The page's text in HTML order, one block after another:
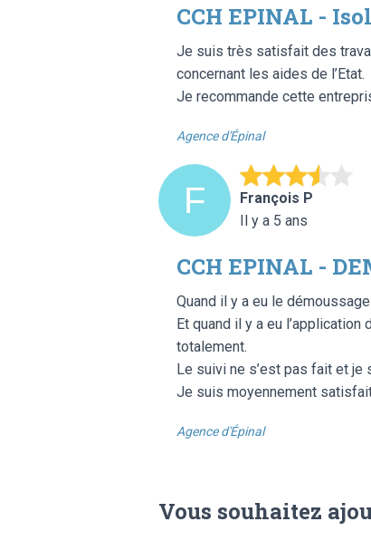
CCH EPINAL -
Je suis très satisfait des
concernant les aides de l’Etat.
Je recommande cette
Agence d'Épinal
François P
Il y a 5 ans
CCH EPINAL -
Quand il y a eu le
Et quand il y a eu
totalement.
Le suivi ne s’est pas fait et je
Je suis moyennement
Agence d'Épinal
Vous souhaitez